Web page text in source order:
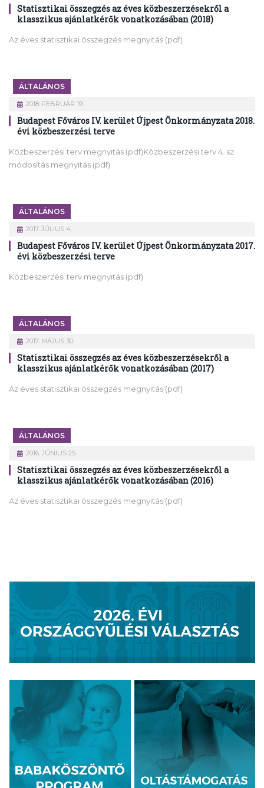
Statisztikai összegzés az éves közbeszerzésekről a
klasszikus ajánlatkérők vonatkozásában (2018)
Az éves statisztikai összegzés megnyitás (pdf)
ÁLTALÁNOS
2018. FEBRUÁR 19.
Budapest Főváros IV. kerület Újpest Önkormányzata 2018.
évi közbeszerzési terve
Közbeszerzési terv megnyitás (pdf)Közbeszerzési terv 4. sz.
módosítás megnyitás (pdf)
ÁLTALÁNOS
2017. JÚLIUS 4.
Budapest Főváros IV. kerület Újpest Önkormányzata 2017.
évi közbeszerzési terve
Közbeszerzési terv megnyitás (pdf)
ÁLTALÁNOS
2017. MÁJUS 30.
Statisztikai összegzés az éves közbeszerzésekről a
klasszikus ajánlatkérők vonatkozásában (2017)
Az éves statisztikai összegzés megnyitás (pdf)
ÁLTALÁNOS
2016. JÚNIUS 25.
Statisztikai összegzés az éves közbeszerzésekről a
klasszikus ajánlatkérők vonatkozásában (2016)
Az éves statisztikai összegzés megnyitás (pdf)